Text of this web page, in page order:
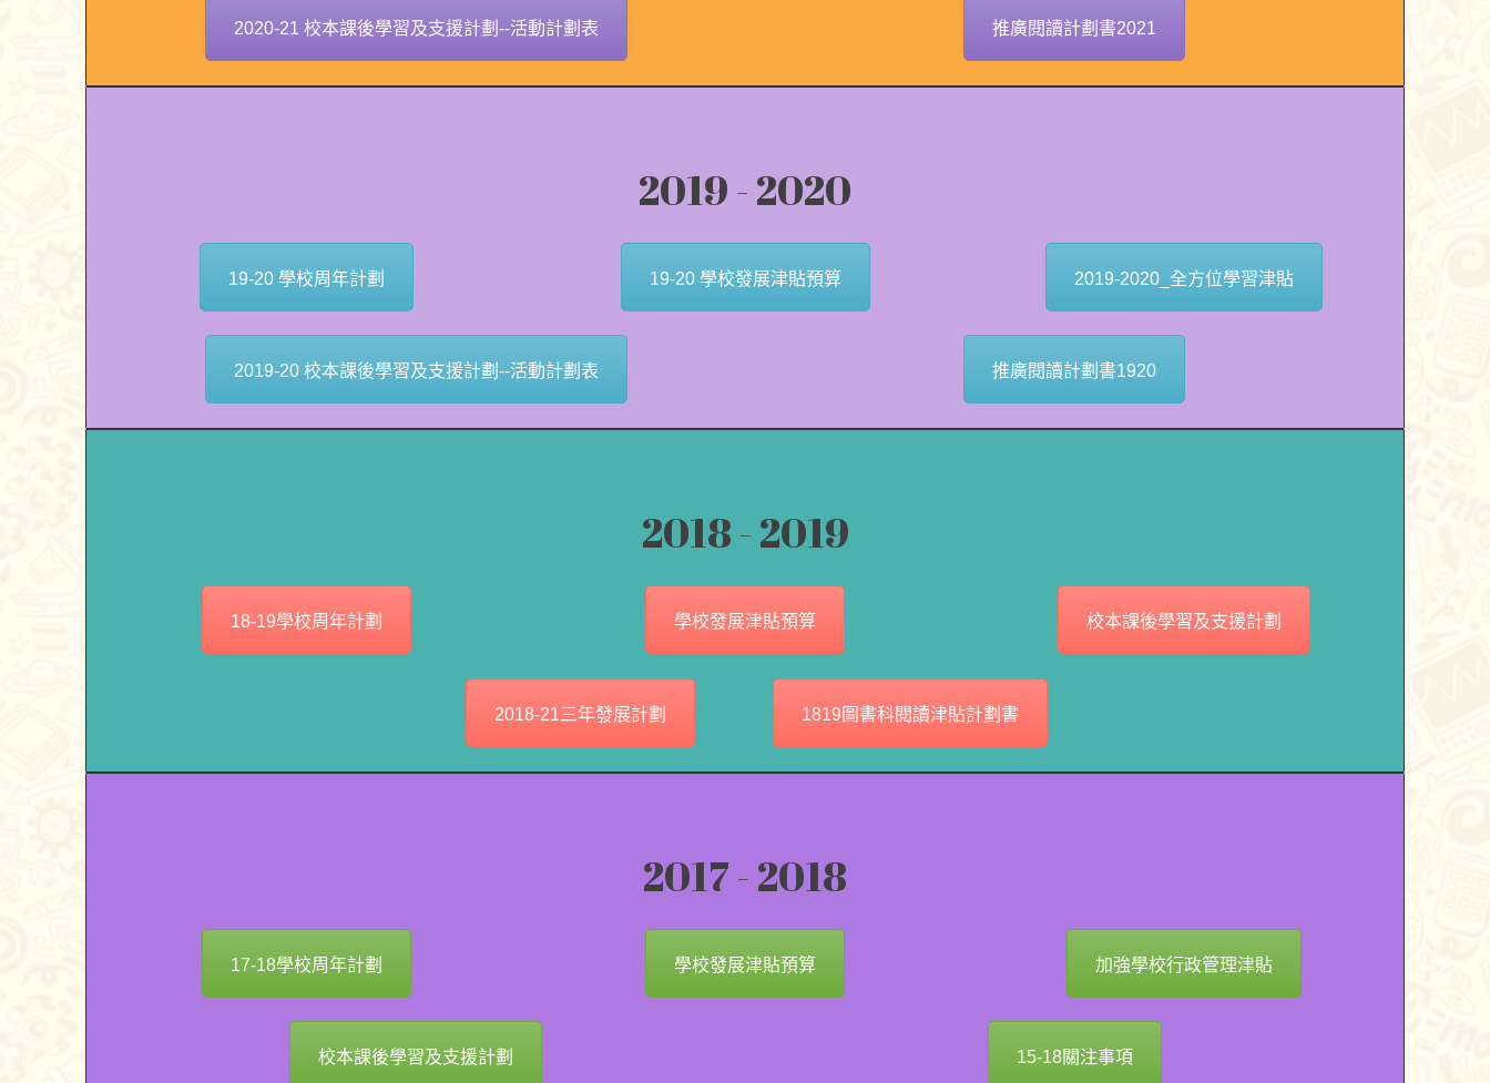
2020-21 校本課後學習及支援計劃--活動計劃表 推廣閱讀計劃書2021
2019 - 2020
19-20 學校周年計劃 19-20 學校發展津貼預算 2019-2020_全方位學習津貼
2019-20 校本課後學習及支援計劃--活動計劃表 推廣閱讀計劃書1920
2018 - 2019
18-19學校周年計劃 學校發展津貼預算 校本課後學習及支援計劃
2018-21三年發展計劃 1819圖書科閱讀津貼計劃書
2017 - 2018
17-18學校周年計劃 學校發展津貼預算 加強學校行政管理津貼
校本課後學習及支援計劃 15-18關注事項